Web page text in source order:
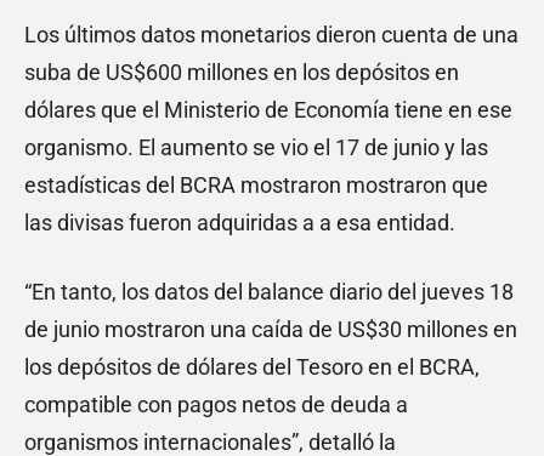
Los últimos datos monetarios dieron cuenta de una
suba de US$600 millones en los depósitos en
dólares que el Ministerio de Economía tiene en ese
organismo. El aumento se vio el 17 de junio y las
estadísticas del BCRA mostraron mostraron que
las divisas fueron adquiridas a a esa entidad.
“En tanto, los datos del balance diario del jueves 18
de junio mostraron una caída de US$30 millones en
los depósitos de dólares del Tesoro en el BCRA,
compatible con pagos netos de deuda a
organismos internacionales”, detalló la